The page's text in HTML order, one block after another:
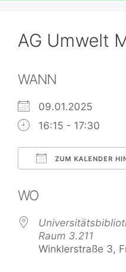
AG Umwelt
WANN
09.01.2025
16:15 - 17:30
ZUM KALENDER
WO
Raum 3.211
Winklerstraße 3,